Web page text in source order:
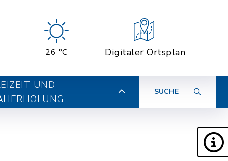
26 °C Digitaler Ortsplan
UND
SUCHE